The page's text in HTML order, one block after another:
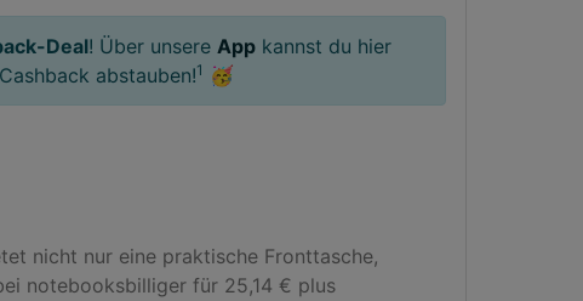
Deal! Über unsere App kannst du hier
Cashback abstauben!1 🥳
nicht nur eine praktische Fronttasche,
notebooksbilliger für 25,14 € plus